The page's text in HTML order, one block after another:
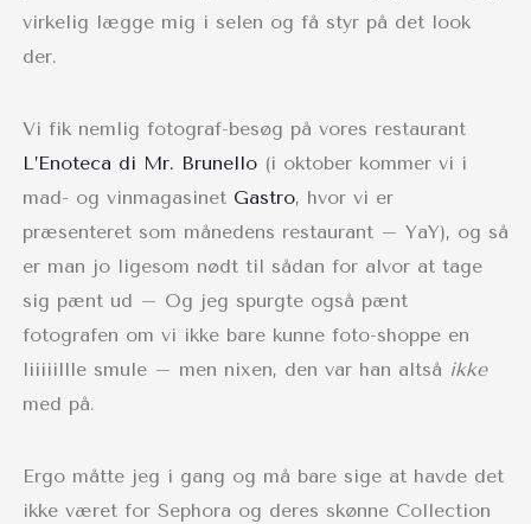
virkelig lægge mig i selen og få styr på det look
der.
Vi fik nemlig fotograf-besøg på vores restaurant
L’Enoteca di Mr. Brunello (i oktober kommer vi i
mad- og vinmagasinet Gastro, hvor vi er
præsenteret som månedens restaurant – YaY), og så
er man jo ligesom nødt til sådan for alvor at tage
sig pænt ud – Og jeg spurgte også pænt
fotografen om vi ikke bare kunne foto-shoppe en
liiiiillle smule – men nixen, den var han altså ikke
med på.
Ergo måtte jeg i gang og må bare sige at havde det
ikke været for Sephora og deres skønne Collection